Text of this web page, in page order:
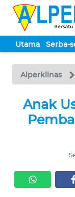
Utama Serba-
Alperklinas
Anak
TV
Tutup
UTAMA
PERISTIWA